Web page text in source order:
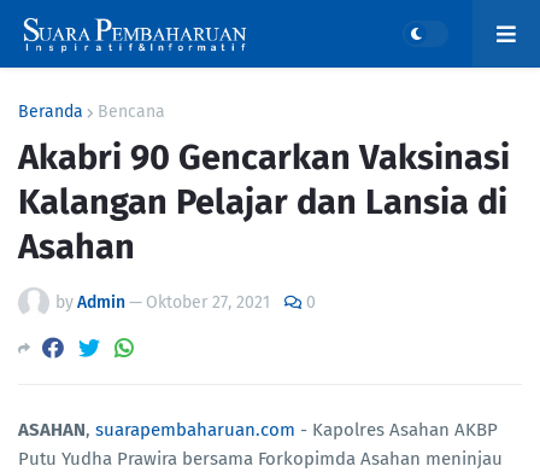
Beranda Bencana
Akabri 90 Gencarkan Vaksinasi
Kalangan Pelajar dan Lansia di
Asahan
byAdmin— Oktober 27, 2021 0
ASAHAN, suarapembaharuan.com - Kapolres Asahan AKBP
Putu Yudha Prawira bersama Forkopimda Asahan meninjau